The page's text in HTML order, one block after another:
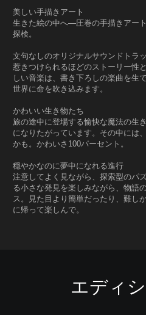
美しい手描きアート
生きた絵の中へ―圧巻の手描きアー
探検。
文句なしのオリジナルサウンドトラ
惹きつけられるほどのストーリー性
しい音楽は、書き下ろしの楽曲を生
世界に命を吹き込みます。
かわいい生き物たち
旅の途中に登場する愉快な魔法の生
になりたがっています。その中には
かも。かわいさ100パーセント。
穏やかなのに夢中になれる進行
注意してよく見ながら、探索型のパ
る小さな発見を楽しみながら、物語
ス。見た目より簡単だったり、難し
に帰って楽しんで。
エディ